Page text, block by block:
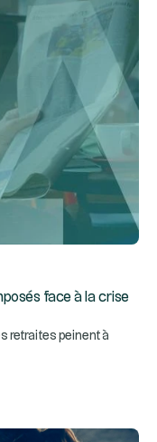
face à la crise
retraites peinent à